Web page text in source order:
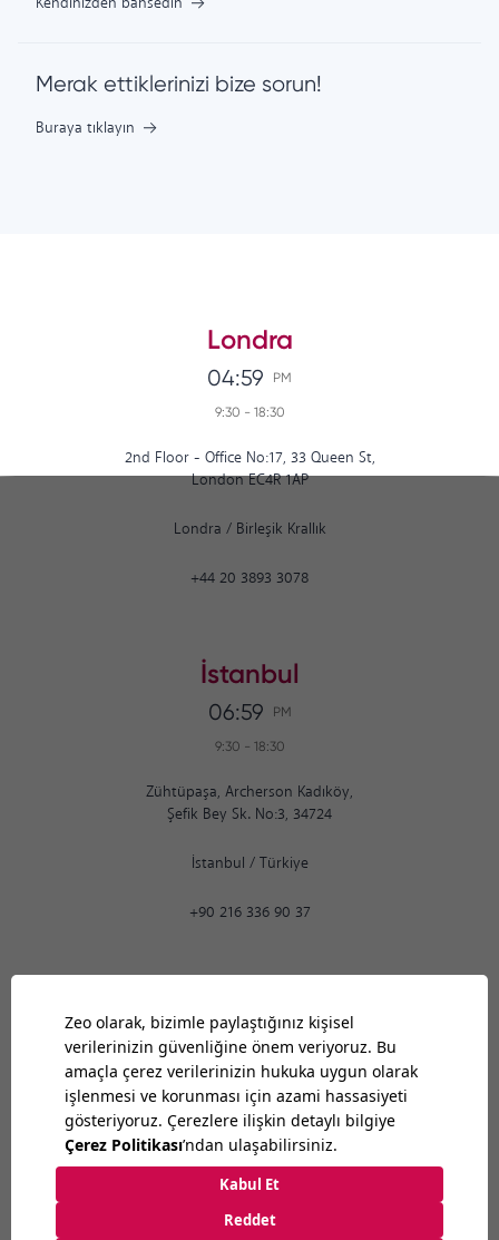
Merak ettiklerinizi bize sorun!
Buraya tıklayın
Londra
04:59 PM
9:30 - 18:30
2nd Floor - Office No:17, 33 Queen St,
London EC4R 1AP
Londra / Birleşik Krallık
+44 20 3893 3078
İstanbul
06:59 PM
9:30 - 18:30
Zühtüpaşa, Archerson Kadıköy,
Şefik Bey Sk. No:3, 34724
İstanbul / Türkiye
+90 216 336 90 37
06:59 PM
9:30-18:30
Bilkent Cyberpark 1606. Cad.
Cyberplaza B Blok, No: 401 Ankara 06800